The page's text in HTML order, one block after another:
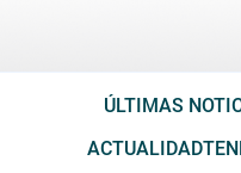
ÚLTIMAS
ACTUALIDAD